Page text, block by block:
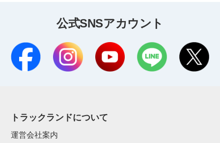
公式SNSアカウント
トラックランドについて
運営会社案内